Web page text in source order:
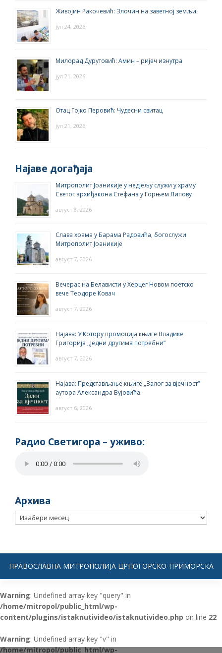
Живојин Ракочевић: Злочин на заветној земљи
јул 24, 2026
Милорад Дурутовић: Амин – ријеч изнутра
јул 21, 2026
Отац Гојко Перовић: Чудесни свитац
јул 21, 2026
Најаве догађаја
Митрополит Јоаникије у недјељу служи у храму
Светог архиђакона Стефана у Горњем Липову
август 8, 2026
Слава храма у Барама Радовића, богослужи
Митрополит Јоаникије
август 7, 2026
Вечерас на Белависти у Херцег Новом поетско
вече Теодоре Ковач
август 7, 2026
Најава: У Котору промоција књиге Владике
Григорија ,,Једни другима потребни”
август 7, 2026
Најава: Представљање књиге „Залог за вјечност“
аутора Александра Вујовића
август 6, 2026
Радио Светигора – yживо:
Архива
Архива
ПРАВОСЛАВНА МИТРОПОЛИЈА ЦРНОГОРСКО-ПРИМОРСКА
Warning: Undefined array key "query" in
/home/mitropol/public_html/wp-
content/plugins/istaknutivideo/istaknutivideo.php on line 22
Warning: Undefined array key "v" in
/home/mitropol/public_html/wp-